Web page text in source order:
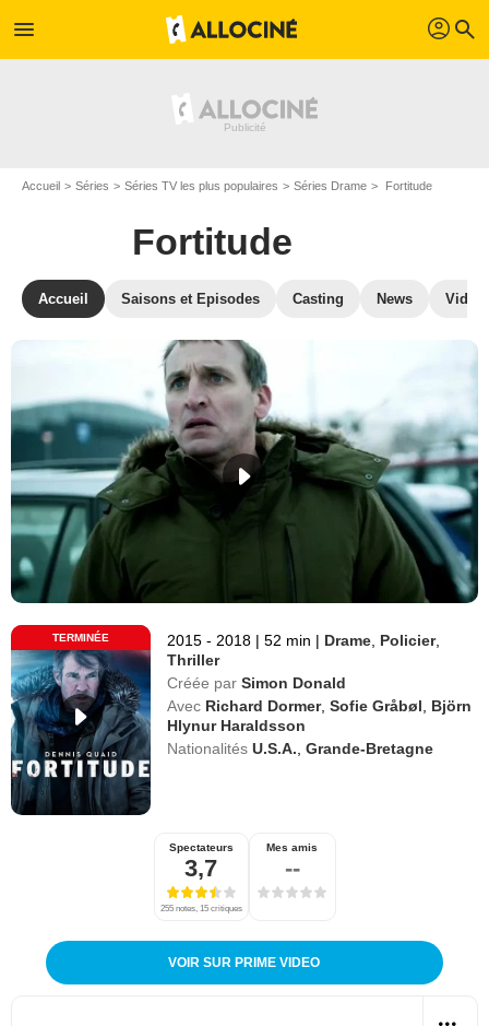
menu profil search
Accueil Séries Séries TV les plus populaires Séries Drame Fortitude
Fortitude
Accueil Saisons et Episodes Casting News
TERMINÉE 2015 - 2018 | 52 min | Drame Policier,
Thriller
Créée par Simon Donald
Avec Richard Dormer,Sofie Gråbøl
Björn
Hlynur Haraldsson
Nationalités U.S.A. ,Grande-Bretagne
Spectateurs
3,7
255 notes, 15 critiques
Mes amis
--
VOIR SUR PRIME VIDEO